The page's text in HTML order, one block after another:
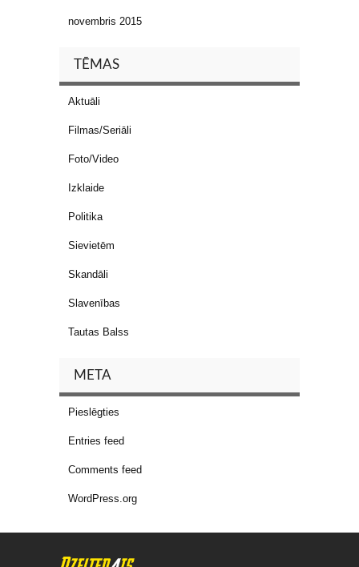
novembris 2015
TĒMAS
Aktuāli
Filmas/Seriāli
Foto/Video
Izklaide
Politika
Sievietēm
Skandāli
Slavenības
Tautas Balss
META
Pieslēgties
Entries feed
Comments feed
WordPress.org